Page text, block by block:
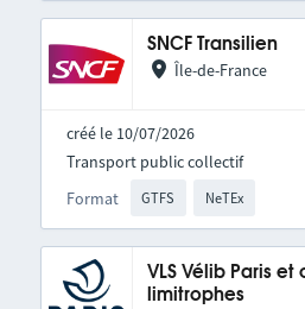
SNCF Transilien
Île-de-France
créé le 10/07/2026
Format GTFS NeTEx
Transport public collectif
VLS Vélib Paris et
limitrophes